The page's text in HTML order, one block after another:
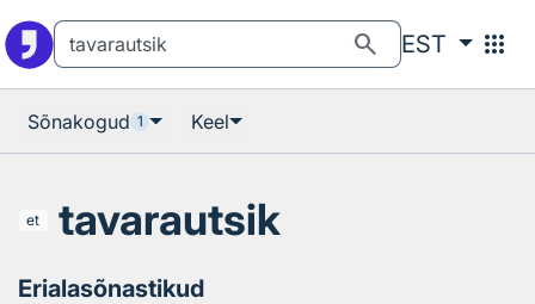
search EST apps
Sõnakogud 1 Keel
et tavarautsik
Erialasõnastikud